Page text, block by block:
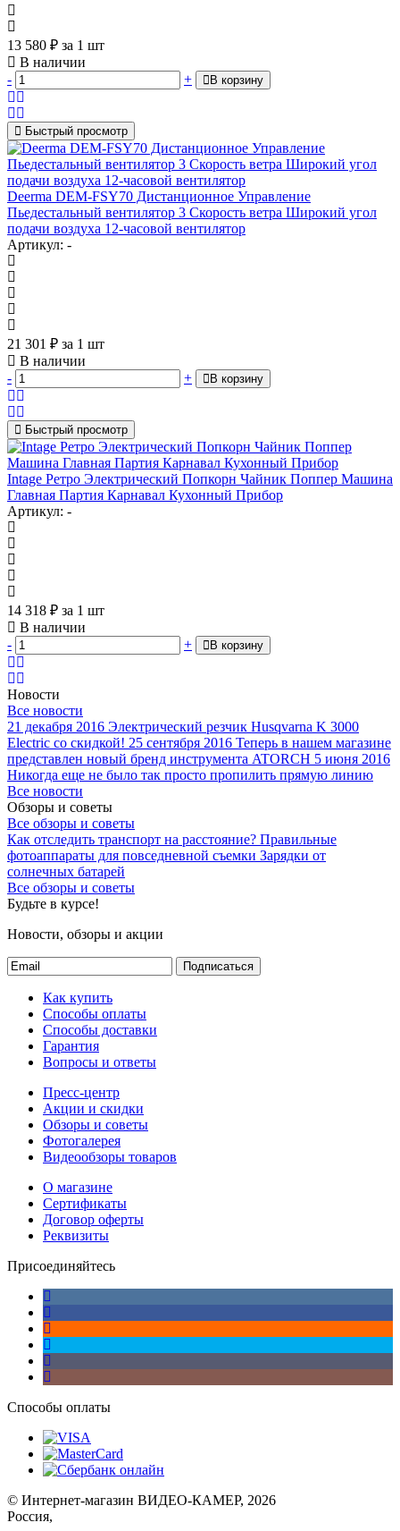
13 580 ₽ за 1 шт
В наличии
-
+ В корзину
Быстрый просмотр
Deerma DEM-FSY70 Дистанционное Управление
Пьедестальный вентилятор 3 Скорость ветра Широкий угол
подачи воздуха 12-часовой вентилятор
Артикул: -
21 301 ₽ за 1 шт
В наличии
-
+ В корзину
Быстрый просмотр
Intage Ретро Электрический Попкорн Чайник Поппер Машина
Главная Партия Карнавал Кухонный Прибор
Артикул: -
14 318 ₽ за 1 шт
В наличии
-
+ В корзину
Новости
Все новости
21 декабря 2016 Электрический резчик Husqvarna K 3000
Electric со скидкой! 25 сентября 2016 Теперь в нашем магазине
представлен новый бренд инструмента ATORCH 5 июня 2016
Никогда еще не было так просто пропилить прямую линию
Все новости
Обзоры и советы
Все обзоры и советы
Как отследить транспорт на расстояние? Правильные
фотоаппараты для повседневной съемки Зарядки от
солнечных батарей
Все обзоры и советы
Будьте в курсе!
Новости, обзоры и акции
Подписаться
Как купить
Способы оплаты
Способы доставки
Гарантия
Вопросы и ответы
Пресс-центр
Акции и скидки
Обзоры и советы
Фотогалерея
Видеообзоры товаров
О магазине
Сертификаты
Договор оферты
Реквизиты
Присоединяйтесь
Способы оплаты
© Интернет-магазин ВИДЕО-КАМЕР, 2026
Россия,